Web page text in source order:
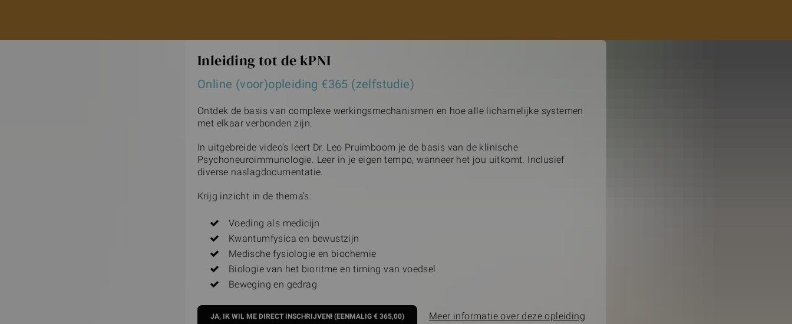
Inleiding tot de kPNI
Online (voor)opleiding €365 (zelfstudie)
Ontdek de basis van complexe werkingsmechanismen en hoe alle lichamelijke systemen
met elkaar verbonden zijn.
In uitgebreide video's leert Dr. Leo Pruimboom je de basis van de klinische
Psychoneuroimmunologie. Leer in je eigen tempo, wanneer het jou uitkomt. Inclusief
diverse naslagdocumentatie.
Krijg inzicht in de thema’s:
Voeding als medicijn
Kwantumfysica en bewustzijn
Medische fysiologie en biochemie
Biologie van het bioritme en timing van voedsel
Beweging en gedrag
Meer informatie over deze opleiding